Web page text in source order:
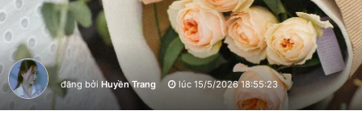
đăng bởi Huyền Trang lúc 15/5/2026 18:55:23